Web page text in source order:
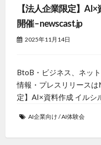
【法人企業限定】
開催 – newscast.jp
2025年11月14日
BtoB・ビジネス、ネッ
情報・プレスリリースは
定】AI×資料作成 イルシ
AI企業向け /AI体験会